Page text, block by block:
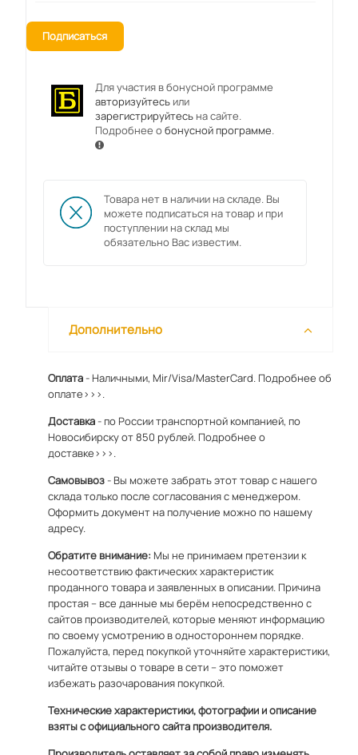
Подписаться
Для участия в бонусной программе
авторизуйтесьили
зарегистрируйтесьна сайте.
Подробнее обонусной программе.
Товара нет в наличии на складе. Вы
можете подписаться на товар и при
поступлении на склад мы
обязательно Вас известим.
Дополнительно
Оплата- Наличными, Mir/Visa/MasterCard. Подробнее об
оплате>>>.
Доставка- по России транспортной компанией, по
Новосибирску от 850 рублей. Подробнее о
доставке>>>.
Самовывоз- Вы можете забрать этот товар с нашего
склада только после согласования с менеджером.
Оформить документ на получение можно по нашему
адресу.
Обратите внимание: Мы не принимаем претензии к
несоответствию фактических характеристик
проданного товара и заявленных в описании. Причина
простая – все данные мы берём непосредственно с
сайтов производителей, которые меняют информацию
по своему усмотрению в одностороннем порядке.
Пожалуйста, перед покупкой уточняйте характеристики,
читайте отзывы о товаре в сети – это поможет
избежать разочарования покупкой.
Технические характеристики, фотографии и описание
взяты с официального сайта производителя.